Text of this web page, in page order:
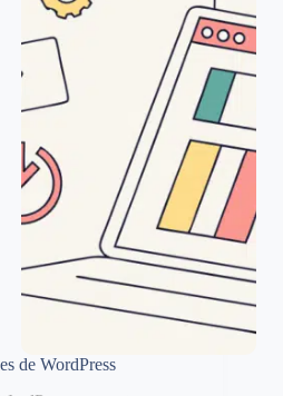
de WordPress